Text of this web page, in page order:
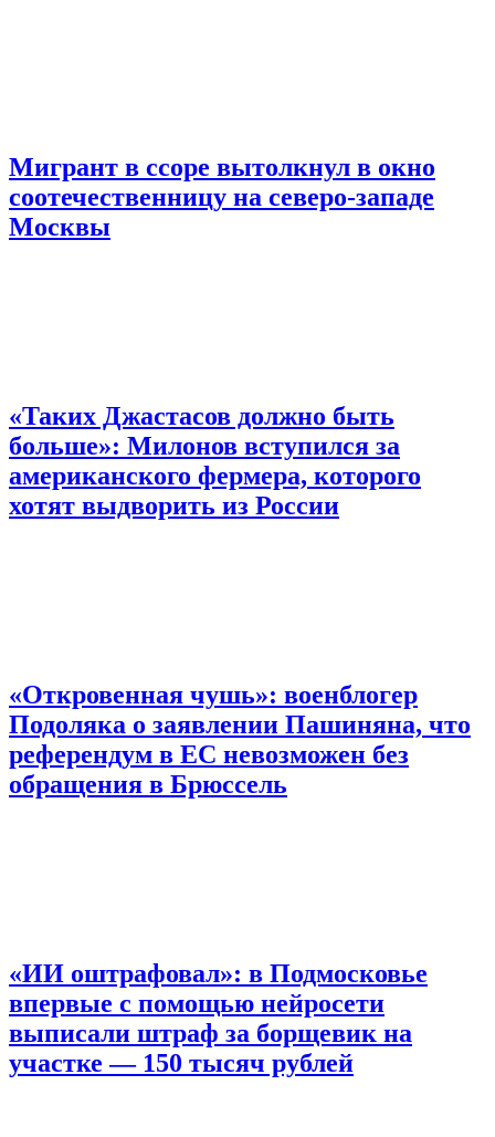
Мигрант в ссоре вытолкнул в окно
соотечественницу на северо-западе
Москвы
«Таких Джастасов должно быть
больше»: Милонов вступился за
американского фермера, которого
хотят выдворить из России
«Откровенная чушь»: военблогер
Подоляка о заявлении Пашиняна, что
референдум в ЕС невозможен без
обращения в Брюссель
«ИИ оштрафовал»: в Подмосковье
впервые с помощью нейросети
выписали штраф за борщевик на
участке — 150 тысяч рублей